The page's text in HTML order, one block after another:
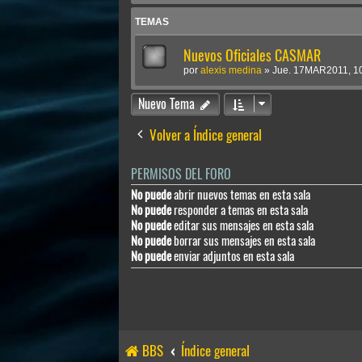
TEMAS
Nuevos Oficiales CASMAR
por alexis medina » Jue. 17MAR2011,
Nuevo Tema
Volver a Índice general
PERMISOS DEL FORO
No puedeabrir nuevos temas en esta sala
No puederesponder a temas en esta sala
No puedeeditar sus mensajes en esta sala
No puedeborrar sus mensajes en esta sala
No puedeenviar adjuntos en esta sala
BBS Índice general